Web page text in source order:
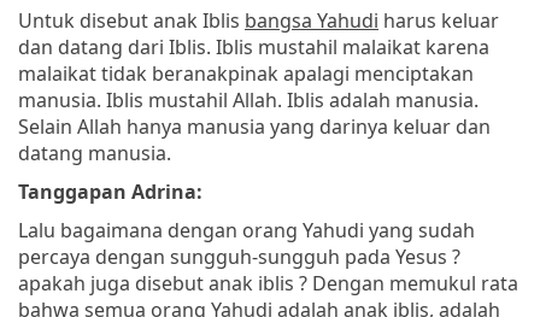
Untuk disebut anak Iblis bangsa Yahudi harus keluar
dan datang dari Iblis. Iblis mustahil malaikat karena
malaikat tidak beranakpinak apalagi menciptakan
manusia. Iblis mustahil Allah. Iblis adalah manusia.
Selain Allah hanya manusia yang darinya keluar dan
datang manusia.
Tanggapan Adrina:
Lalu bagaimana dengan orang Yahudi yang sudah
percaya dengan sungguh-sungguh pada Yesus ?
apakah juga disebut anak iblis ? Dengan memukul rata
bahwa semua orang Yahudi adalah anak iblis, adalah